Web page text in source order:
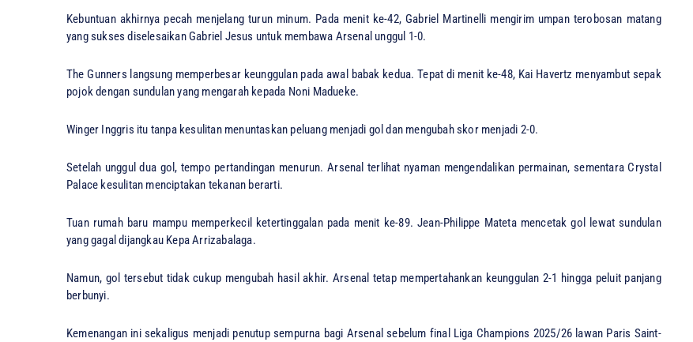
Kebuntuan akhirnya pecah menjelang turun minum. Pada menit ke-42, Gabriel Martinelli mengirim umpan terobosan matang
yang sukses diselesaikan Gabriel Jesus untuk membawa Arsenal unggul 1-0.
The Gunners langsung memperbesar keunggulan pada awal babak kedua. Tepat di menit ke-48, Kai Havertz menyambut sepak
pojok dengan sundulan yang mengarah kepada Noni Madueke.
Winger Inggris itu tanpa kesulitan menuntaskan peluang menjadi gol dan mengubah skor menjadi 2-0.
Setelah unggul dua gol, tempo pertandingan menurun. Arsenal terlihat nyaman mengendalikan permainan, sementara Crystal
Palace kesulitan menciptakan tekanan berarti.
Tuan rumah baru mampu memperkecil ketertinggalan pada menit ke-89. Jean-Philippe Mateta mencetak gol lewat sundulan
yang gagal dijangkau Kepa Arrizabalaga.
Namun, gol tersebut tidak cukup mengubah hasil akhir. Arsenal tetap mempertahankan keunggulan 2-1 hingga peluit panjang
berbunyi.
Kemenangan ini sekaligus menjadi penutup sempurna bagi Arsenal sebelum final Liga Champions 2025/26 lawan Paris Saint-